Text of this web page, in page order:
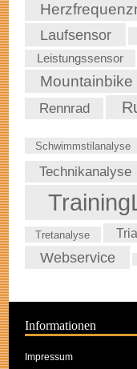
Laufsensor
Leistungssensor
Mountainbike
Rennrad
Schwimmstilanalyse
Technikanalyse
Tretanalyse
Webservice
Informationen
Impressum